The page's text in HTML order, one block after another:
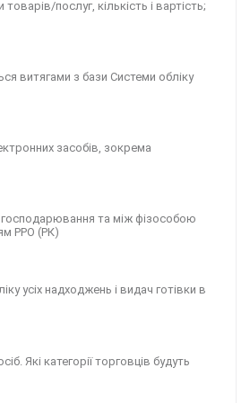
послуг, кількість і вартість;
витягами з бази Системи обліку
засобів, зокрема
та між фізособою
РРО (РК)
усіх надходжень і видач готівки в
Які категорії торговців будуть